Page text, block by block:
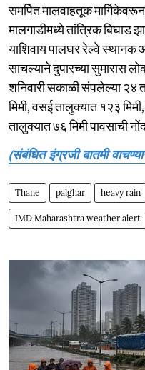
समर्पित मालवाहतूक मार्गिकेवरून
मालगाडीमध्ये तांत्रिक बिघाड
याशिवाय पालघर रेल्वे स्थानक
साचल्याने दुपारच्या सुमारास
शनिवारी सकाळी संपलेल्या २४
मिमी, वसई तालुक्यात १२३
तालुक्यात ७६ मिमी पावसाची
(संबंधित इंग्रजी बातमी
Thane palghar heavy rain
IMD Maharashtra weather alert